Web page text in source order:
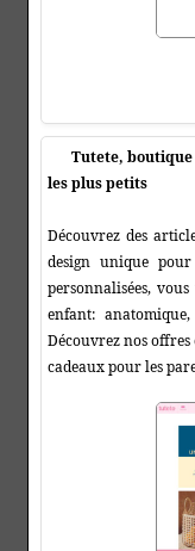
Tutete,
les plus petits
Découvrez des
design unique
personnalisées,
enfant:
Découvrez nos
cadeaux pour les